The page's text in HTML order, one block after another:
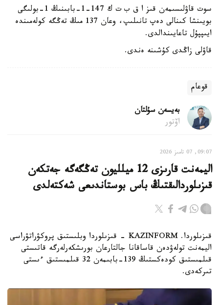
سوت قاۋلىسىمەن قىز ا ق ب ت ك 147-1-بابىنىڭ 1-بولىگى
بويىنشا كىنالى دەپ تانىلىپ، وعان 137 مىڭ تەڭگە كولەمىندە
ايىپپۇل تاعايىندالدى.
قاۋلى زاڭدى كۇشىنە ەندى.
قوعام
بەيسەن سۇلتان
اۆتور
09:07, 07 تامىز 2026
اليمەنت قارىزى 12 ميلليون تەڭگەگە جەتكەن
قىزىلوردالىقتىڭ باس بوستاندىعى شەكتەلدى
قىزىلوردا. KAZINFORM - قىزىلوردا وبلىستىق پروكۋراتۋراسى
اليمەنت تولەۋدەن قاساقانا جالتارعان بورىشكەرلەرگە قاتىستى
قىلمىستىق كودەكستىڭ 139-بابىمەن 32 قىلمىستىق ءىستى
تىركەدى.